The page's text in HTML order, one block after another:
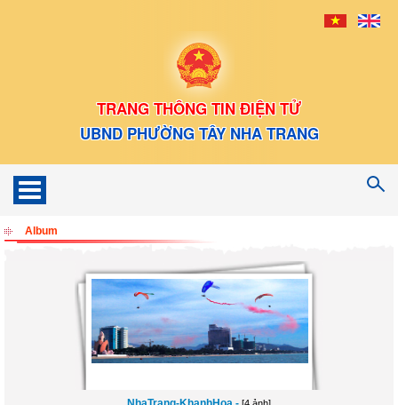
TRANG THÔNG TIN ĐIỆN TỬ
UBND PHƯỜNG TÂY NHA TRANG
Toggle
navigation
Album